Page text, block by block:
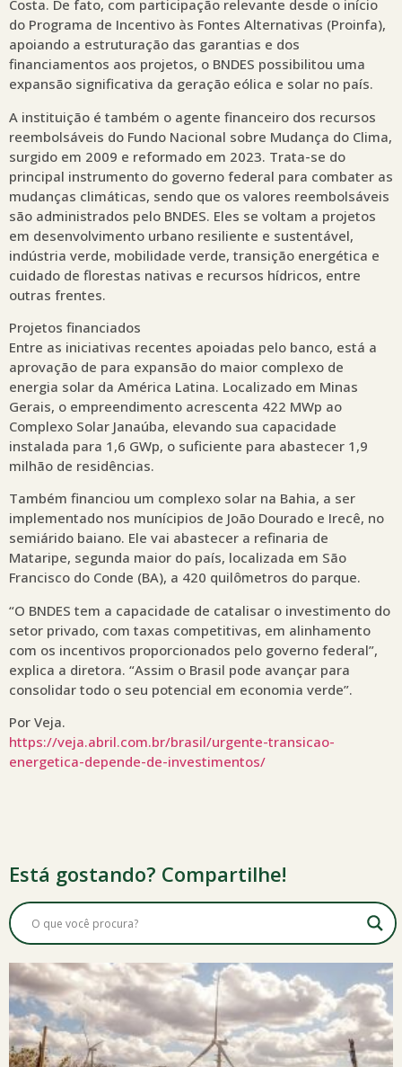
Costa. De fato, com participação relevante desde o início
do Programa de Incentivo às Fontes Alternativas (Proinfa),
apoiando a estruturação das garantias e dos
financiamentos aos projetos, o BNDES possibilitou uma
expansão significativa da geração eólica e solar no país.
A instituição é também o agente financeiro dos recursos
reembolsáveis do Fundo Nacional sobre Mudança do Clima,
surgido em 2009 e reformado em 2023. Trata-se do
principal instrumento do governo federal para combater as
mudanças climáticas, sendo que os valores reembolsáveis
são administrados pelo BNDES. Eles se voltam a projetos
em desenvolvimento urbano resiliente e sustentável,
indústria verde, mobilidade verde, transição energética e
cuidado de florestas nativas e recursos hídricos, entre
outras frentes.
Projetos financiados
Entre as iniciativas recentes apoiadas pelo banco, está a
aprovação de para expansão do maior complexo de
energia solar da América Latina. Localizado em Minas
Gerais, o empreendimento acrescenta 422 MWp ao
Complexo Solar Janaúba, elevando sua capacidade
instalada para 1,6 GWp, o suficiente para abastecer 1,9
milhão de residências.
Também financiou um complexo solar na Bahia, a ser
implementado nos munícipios de João Dourado e Irecê, no
semiárido baiano. Ele vai abastecer a refinaria de
Mataripe, segunda maior do país, localizada em São
Francisco do Conde (BA), a 420 quilômetros do parque.
“O BNDES tem a capacidade de catalisar o investimento do
setor privado, com taxas competitivas, em alinhamento
com os incentivos proporcionados pelo governo federal”,
explica a diretora. “Assim o Brasil pode avançar para
consolidar todo o seu potencial em economia verde”.
Por Veja.
https://veja.abril.com.br/brasil/urgente-transicao-
energetica-depende-de-investimentos/
Está gostando? Compartilhe!